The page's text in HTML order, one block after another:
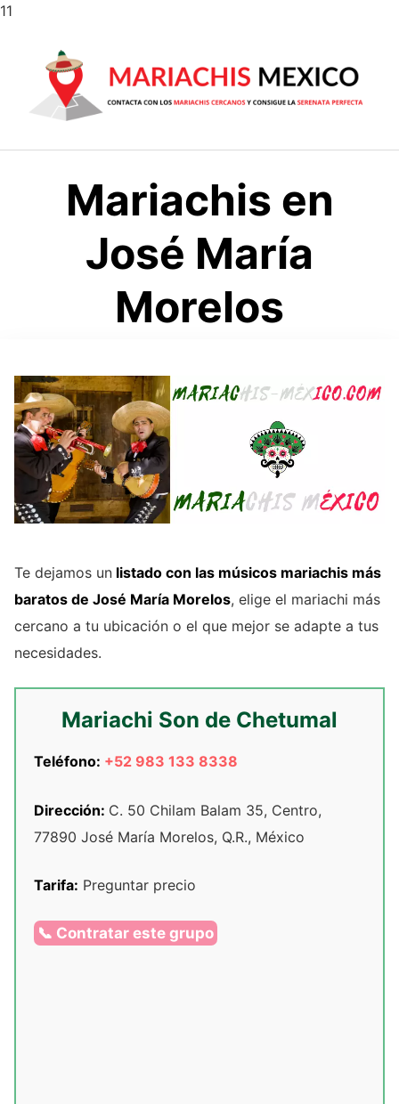
11
contenido
Mariachis en
José María
Morelos
Te dejamos un listado con las músicos mariachis más
baratos de José María Morelos, elige el mariachi más
cercano a tu ubicación o el que mejor se adapte a tus
necesidades.
Mariachi Son de Chetumal
Teléfono: +52 983 133 8338
Dirección: C. 50 Chilam Balam 35, Centro,
77890 José María Morelos, Q.R., México
Tarifa: Preguntar precio
📞 Contratar este grupo